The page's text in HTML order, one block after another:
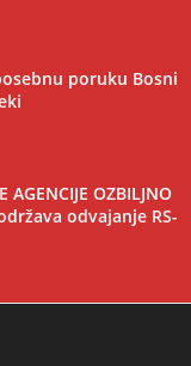
poruku Bosni
AGENCIJE OZBILJNO
odvajanje RS-